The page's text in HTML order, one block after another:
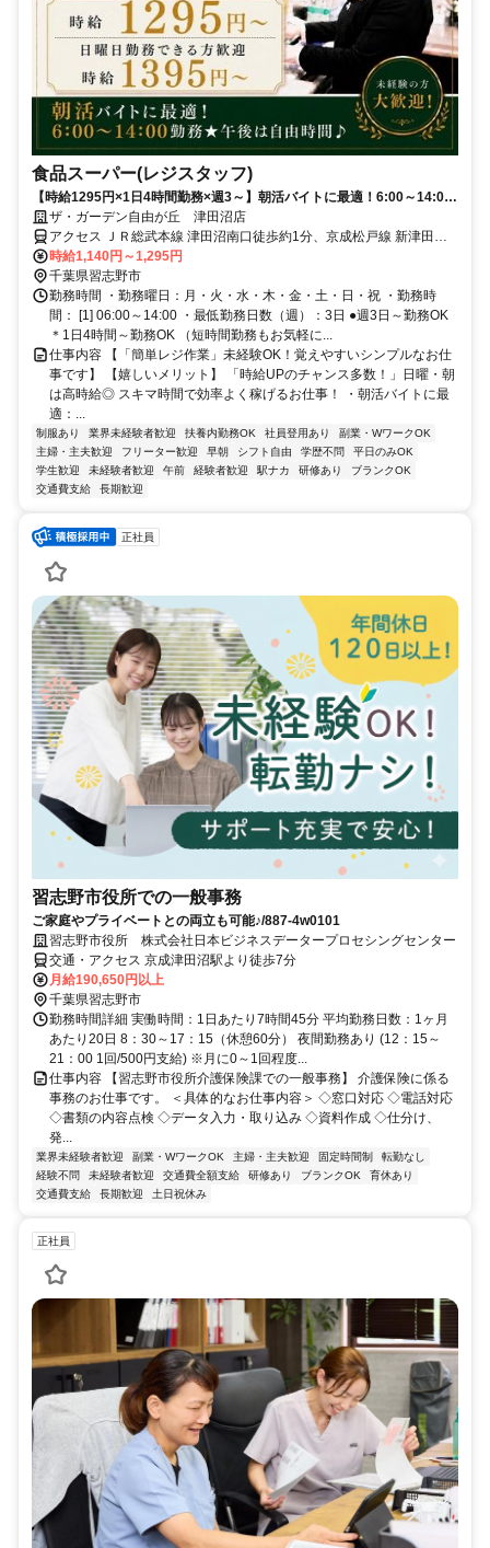
食品スーパー(レジスタッフ)
【時給1295円×1日4時間勤務×週3～】朝活バイトに最適！6:00～14:00
勤務★午後は自由時間♪日曜日勤務できる方大歓迎！【時給1395円スタ
ート】
ザ・ガーデン自由が丘 津田沼店
アクセス ＪＲ総武本線 津田沼南口徒歩約1分、京成松戸線 新津田沼
南口徒歩約5分、京成千葉線 京成津田沼北口徒歩約14分
時給1,140円～1,295円
千葉県習志野市
勤務時間 ・勤務曜日：月・火・水・木・金・土・日・祝 ・勤務時
間： [1] 06:00～14:00 ・最低勤務日数（週）：3日 ●週3日～勤務OK
＊1日4時間～勤務OK （短時間勤務もお気軽に...
仕事内容 【「簡単レジ作業」未経験OK！覚えやすいシンプルなお仕
事です】 【嬉しいメリット】 「時給UPのチャンス多数！」日曜・朝
は高時給◎ スキマ時間で効率よく稼げるお仕事！ ・朝活バイトに最
適：...
制服あり 業界未経験者歓迎 扶養内勤務OK 社員登用あり
副業・WワークOK
主婦・主夫歓迎
フリーター歓迎 早朝 シフト自由 学歴不問
平日のみOK
学生歓迎
未経験者歓迎 午前 経験者歓迎 駅ナカ 研修あり
ブランクOK
交通費支給
長期歓迎
正社員
習志野市役所での一般事務
ご家庭やプライベートとの両立も可能♪/887-4w0101
習志野市役所 株式会社日本ビジネスデータープロセシングセンター
交通・アクセス 京成津田沼駅より徒歩7分
月給190,650円以上
千葉県習志野市
勤務時間詳細 実働時間：1日あたり7時間45分 平均勤務日数：1ヶ月
あたり20日 8：30～17：15（休憩60分） 夜間勤務あり (12：15～
21：00 1回/500円支給) ※月に0～1回程度...
仕事内容 【習志野市役所介護保険課での一般事務】 介護保険に係る
事務のお仕事です。 ＜具体的なお仕事内容＞ ◇窓口対応 ◇電話対応
◇書類の内容点検 ◇データ入力・取り込み ◇資料作成 ◇仕分け、
発...
業界未経験者歓迎 副業・WワークOK 主婦・主夫歓迎 固定時間制
転勤なし
経験不問
未経験者歓迎 交通費全額支給 研修あり ブランクOK
育休あり
交通費支給
長期歓迎 土日祝休み
正社員